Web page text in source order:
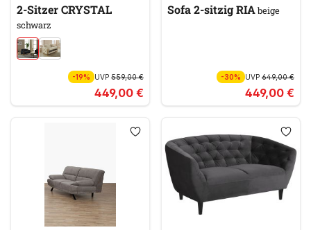
2-Sitzer CRYSTAL
schwarz
-19% UVP 559,00 €
449,00 €
Sofa 2-sitzig RIAbeige
-30% UVP649,00 €
449,00 €